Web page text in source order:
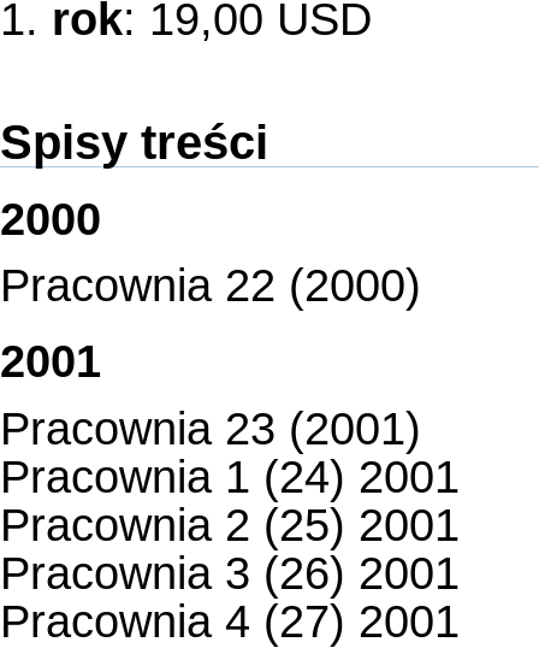
1. rok: 19,00 USD
Spisy treści
2000
Pracownia 22 (2000)
2001
Pracownia 23 (2001)
Pracownia 1 (24) 2001
Pracownia 2 (25) 2001
Pracownia 3 (26) 2001
Pracownia 4 (27) 2001